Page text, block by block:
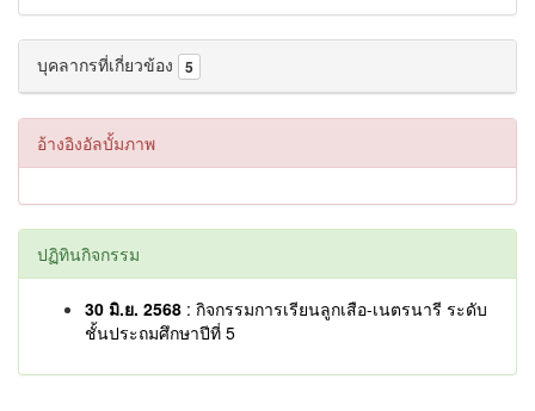
บุคลากรที่เกี่ยวข้อง 5
อ้างอิงอัลบั้มภาพ
ปฏิทินกิจกรรม
30 มิ.ย. 2568 : กิจกรรมการเรียนลูกเสือ-เนตรนารี ระดับ
ชั้นประถมศึกษาปีที่ 5